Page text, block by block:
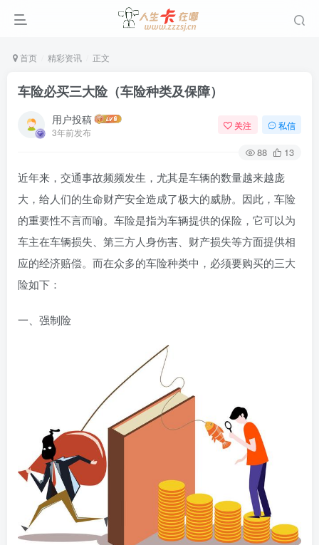
首页 精彩资讯 正文
车险必买三大险（车险种类及保障）
用户投稿
3年前发布
关注 私信
88 13
近年来，交通事故频频发生，尤其是车辆的数量越来越庞
大，给人们的生命财产安全造成了极大的威胁。因此，车险
的重要性不言而喻。车险是指为车辆提供的保险，它可以为
车主在车辆损失、第三方人身伤害、财产损失等方面提供相
应的经济赔偿。而在众多的车险种类中，必须要购买的三大
险如下：
一、强制险